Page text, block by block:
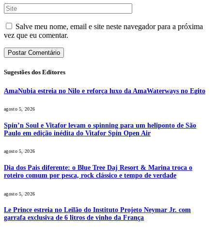
Salve meu nome, email e site neste navegador para a próxima
vez que eu comentar.
Sugestões dos Editores
AmaNubia estreia no Nilo e reforça luxo da AmaWaterways no Egito
agosto 5, 2026
Spin’n Soul e Vitafor levam o spinning para um heliponto de São
Paulo em edição inédita do Vitafor Spin Open Air
agosto 5, 2026
Dia dos Pais diferente: o Blue Tree Daj Resort & Marina troca o
roteiro comum por pesca, rock clássico e tempo de verdade
agosto 5, 2026
Le Prince estreia no Leilão do Instituto Projeto Neymar Jr. com
garrafa exclusiva de 6 litros de vinho da França